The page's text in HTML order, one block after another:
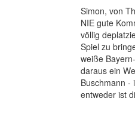
Simon, von
NIE gute
völlig
Spiel zu
weiße
daraus ein
Buschmann -
entweder ist